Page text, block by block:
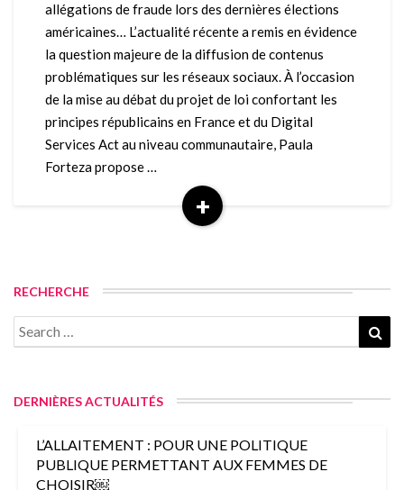
(publication
à
la
Fondation
Jean
Jaurès)
allégations de fraude lors des dernières élections
américaines… L’actualité récente a remis en évidence
la question majeure de la diffusion de contenus
problématiques sur les réseaux sociaux. À l’occasion
de la mise au débat du projet de loi confortant les
principes républicains en France et du Digital
Services Act au niveau communautaire, Paula
Forteza propose …
+
Read
RECHERCHE
Search
for:
DERNIÈRES ACTUALITÉS
L’ALLAITEMENT : POUR UNE POLITIQUE
PUBLIQUE PERMETTANT AUX FEMMES DE
CHOISIR￼